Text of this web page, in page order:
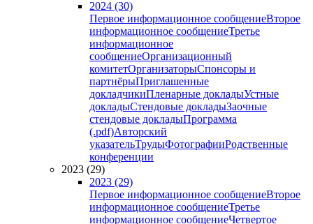
2024 (30)
Первое информационное сообщениеВторое
информационное сообщениеТретье
информационное
сообщениеОрганизационный
комитетОрганизаторыСпонсоры и
партнёрыПриглашенные
докладчикиПленарные докладыУстные
докладыСтендовые докладыЗаочные
стендовые докладыПрограмма
(.pdf)Авторский
указательТрудыФотографииРодственные
конференции
2023 (29)
2023 (29)
Первое информационное сообщениеВторое
информационное сообщениеТретье
информационное сообщениеЧетвертое